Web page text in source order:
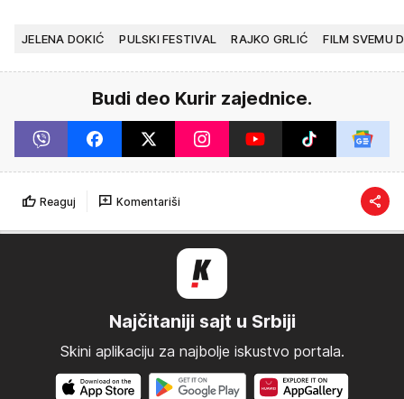
JELENA DOKIĆ PULSKI FESTIVAL RAJKO GRLIĆ FILM SVEMU
Budi deo Kurir zajednice.
Reaguj Komentariši
Najčitaniji sajt u Srbiji
Skini aplikaciju za najbolje iskustvo portala.